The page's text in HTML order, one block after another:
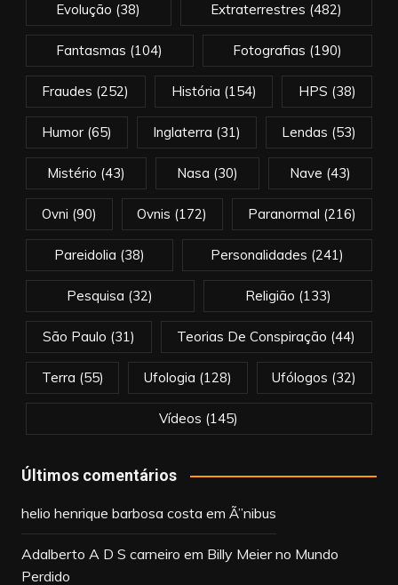
Evolução (38) Extraterrestres (482)
Fantasmas (104) Fotografias (190)
Fraudes (252) História (154) HPS (38)
Humor(65) Inglaterra (31) Lendas (53)
Mistério (43) Nasa (30) Nave (43)
Ovni (90) Ovnis (172) Paranormal (216)
Pareidolia (38) Personalidades (241)
Pesquisa (32) Religião (133)
São Paulo (31) Teorias De Conspiração (44)
Terra (55) Ufologia (128) Ufólogos (32)
Vídeos (145)
Últimos comentários
helio henrique barbosa costa em Ã”nibus
Adalberto A D S carneiro em Billy Meier no Mundo
Perdido